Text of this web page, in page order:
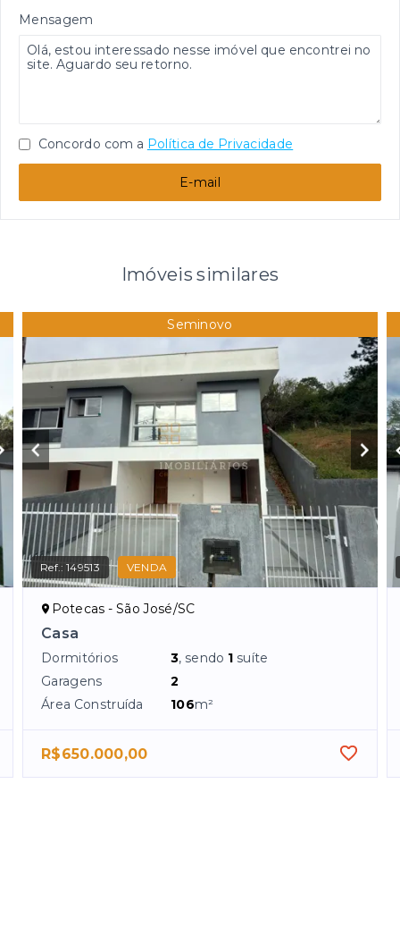
Mensagem
Concordo com a Política de Privacidade
E-mail
Imóveis similares
Seminovo
Ref.:149513 VENDA
Potecas - São José/SC
Casa
Dormitórios 3, sendo 1 suíte
Garagens
2
Área Construída
106m²
R$650.000,00